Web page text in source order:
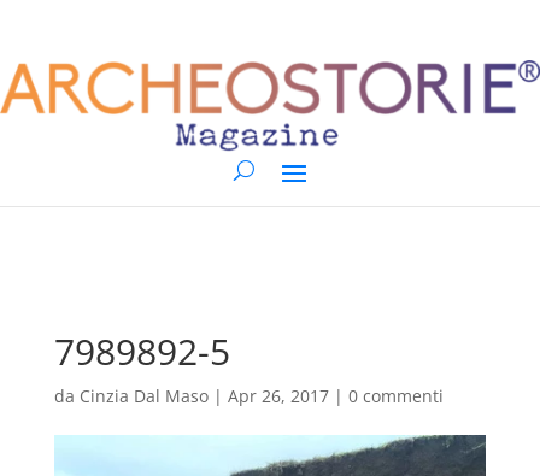
7989892-5
da Cinzia Dal Maso| Apr 26, 2017| 0 commenti